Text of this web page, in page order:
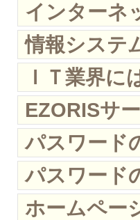
インターネ
情報システ
ＩＴ業界に
EZORISサ
パスワード
パスワード
ホームペー